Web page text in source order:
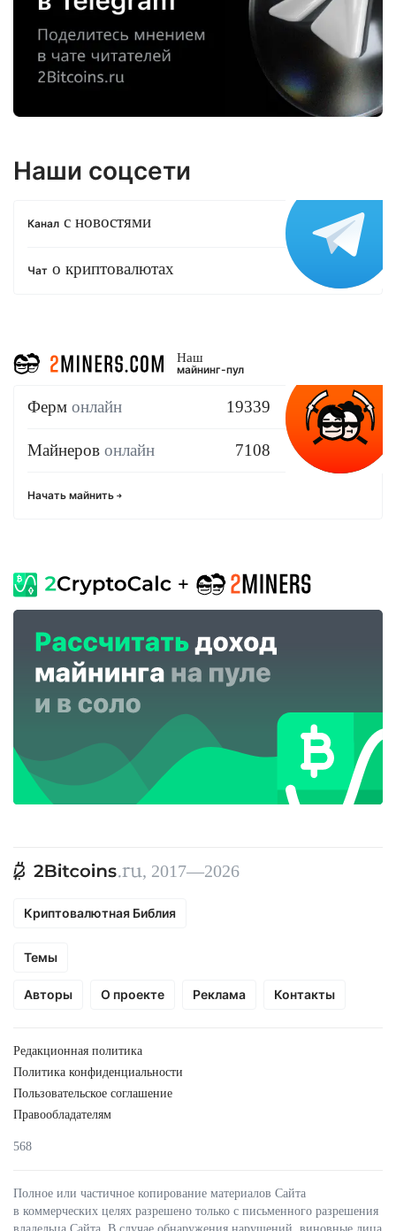
Наши соцсети
Канал с новостями
Чат о криптовалютах
Наш
майнинг-пул
Ферм онлайн 19339
Майнеров онлайн 7108
Начать майнить
, 2017—2026
Криптовалютная Библия
Темы
Авторы О проекте Реклама Контакты
Редакционная политика
Политика конфиденциальности
Пользовательское соглашение
Правообладателям
568
Полное или частичное копирование материалов Сайта
в коммерческих целях разрешено только с письменного разрешения